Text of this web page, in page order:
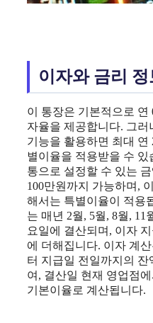
이자와 금리 정
이 통장은 기본적으로 연
자율을 제공합니다. 그러
기능을 활용하면 최대 연
별이율을 적용받을 수 있
통으로 설정할 수 있는
100만원까지 가능하며,
해서는 특별이율이 적용
는 매년 2월, 5월, 8월, 11
요일에 결산되며, 이자
에 더해집니다. 이자 계
터 지급일 전일까지의 잔
여, 결산일 현재 영업점
기본이율로 계산됩니다.